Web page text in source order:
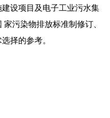
设项目及电子工业污水集
污染物排放标准制修订、
择的参考。